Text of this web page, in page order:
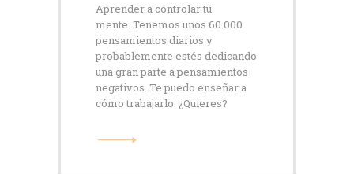
Aprender a controlar tu
mente. Tenemos unos 60.000
pensamientos diarios y
probablemente estés dedicando
una gran parte a pensamientos
negativos. Te puedo enseñar a
cómo trabajarlo. ¿Quieres?